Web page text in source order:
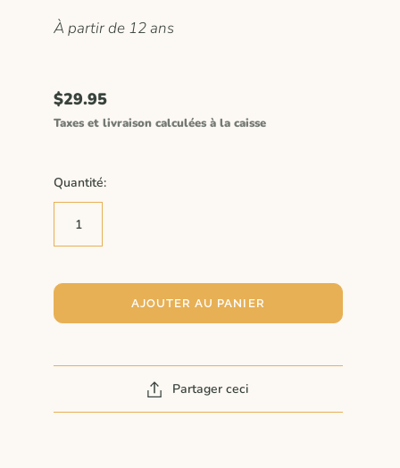
À partir de 12 ans
$29.95
Taxes et livraison calculées à la caisse
Quantité:
AJOUTER AU PANIER
Partager ceci